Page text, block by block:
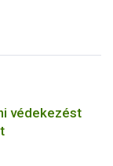
védekezést